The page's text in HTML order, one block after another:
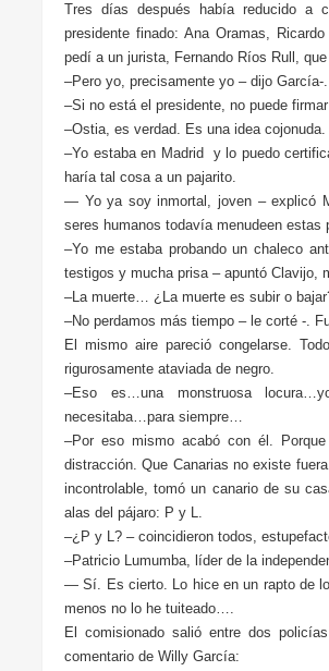
Tres días después había reducido a
presidente finado: Ana Oramas,
pedí a un jurista, Fernando Ríos Rull,
–Pero yo, precisamente yo – dijo
–Si no está el presidente, no puede
–Ostia, es verdad. Es una idea cojonuda.
–Yo estaba en Madrid y lo puedo
haría tal cosa a un pajarito.
— Yo ya soy inmortal, joven – explicó
seres humanos todavía menudeen
–Yo me estaba probando un chaleco
testigos y mucha prisa – apuntó Clavijo,
–La muerte… ¿La muerte es subir o
–No perdamos más tiempo – le corté -.
El mismo aire pareció congelarse.
rigurosamente ataviada de negro.
–Eso es…una monstruosa
necesitaba…para siempre…
–Por eso mismo acabó con él.
distracción. Que Canarias no existe
incontrolable, tomó un canario de su
alas del pájaro: P y L.
–¿P y L? – coincidieron todos,
–Patricio Lumumba, líder de la
— Sí. Es cierto. Lo hice en un rapto de
menos no lo he tuiteado….
El comisionado salió entre dos
comentario de Willy García: